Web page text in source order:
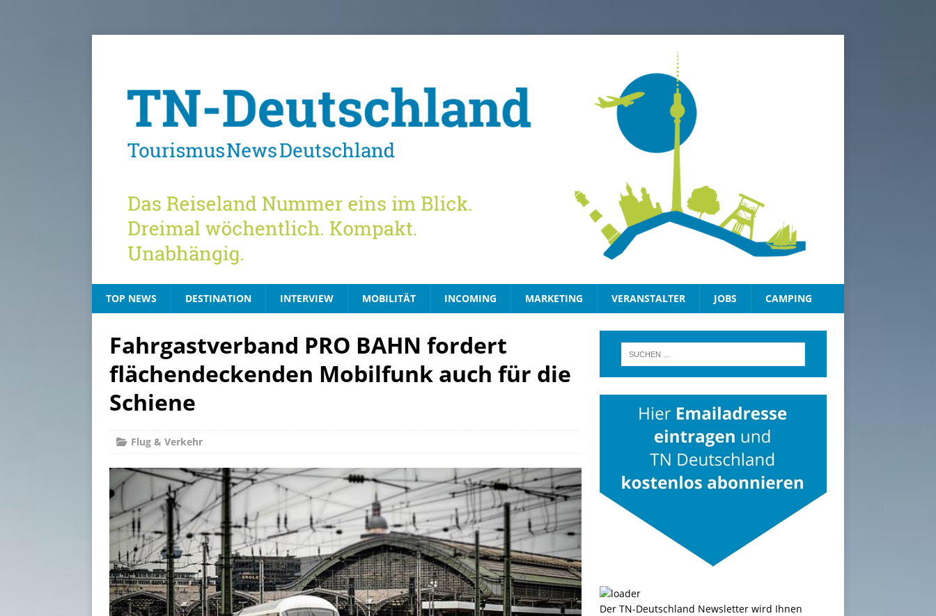
TOP NEWS DESTINATION INTERVIEW MOBILITÄT INCOMING MARKETING VERANSTALTER JOBS CAMPING
Fahrgastverband PRO BAHN fordert
flächendeckenden Mobilfunk auch für die
Schiene
Flug & Verkehr
Der TN-Deutschland Newsletter wird Ihnen